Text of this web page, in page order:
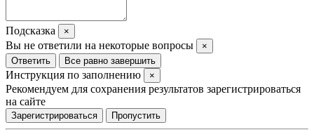
Подсказка ×
Вы не ответили на некоторые вопросы
×
Ответить
Все равно завершить
Инструкция по заполнению ×
Рекомендуем для сохранения результатов зарегистрироваться
на сайте
Зарегистрироваться Пропустить